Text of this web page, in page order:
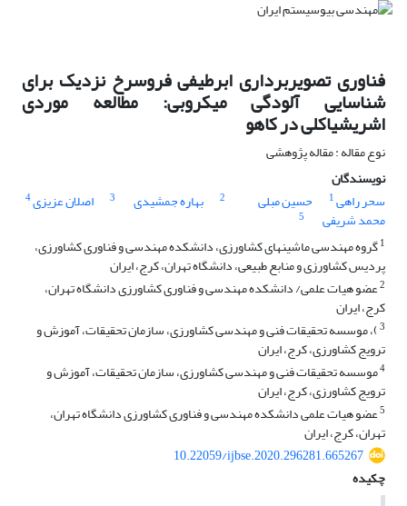
فناوری تصویربرداری ابرطیفی فروسرخ نزدیک برای
شناسایی آلودگی میکروبی: مطالعه موردی
اشریشیاکلی در کاهو
نوع مقاله : مقاله پژوهشی
نویسندگان
سحر راهی1 حسین مبلی 2 بهاره جمشیدی 3 اصلان عزیزی4
محمد شریفی
5
1گروه مهندسی ماشینهای کشاورزی، دانشکده مهندسی و فناوری کشاورزی،
پردیس کشاورزی و منابع طبیعی، دانشگاه تهران، کرج، ایران
2عضو هیات علمی/ دانشکده مهندسی و فناوری کشاورزی دانشگاه تهران،
کرج، ایران
3 )، موسسه تحقیقات فنی و مهندسی کشاورزی، سازمان تحقیقات، آموزش و
ترویج کشاورزی، کرج، ایران
4موسسه تحقیقات فنی و مهندسی کشاورزی، سازمان تحقیقات، آموزش و
ترویج کشاورزی، کرج، ایران
5عضو هیات علمی دانشکده مهندسی و فناوری کشاورزی دانشگاه تهران،
تهران، کرج، ایران
10.22059/ijbse.2020.296281.665267
چکیده